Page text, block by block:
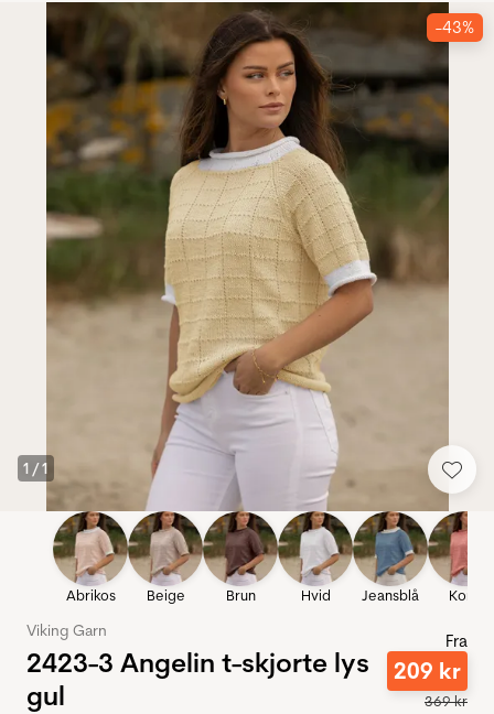
1 /1
-43%
Abrikos Beige Brun Hvid Jeansblå Koral
Viking Garn
2423-3 Angelin t-skjorte lys
gul
Fra
209 kr
369kr